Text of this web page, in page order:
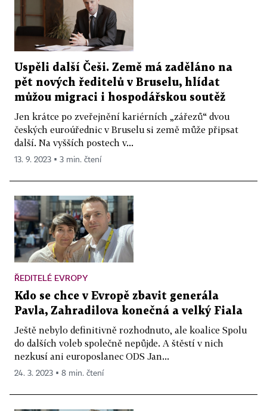
Uspěli další Češi. Země má zaděláno na
pět nových ředitelů v Bruselu, hlídat
můžou migraci i hospodářskou soutěž
Jen krátce po zveřejnění kariérních „zářezů“ dvou
českých euroúřednic v Bruselu si země může připsat
další. Na vyšších postech v...
13. 9. 2023 ▪ 3 min. čtení
ŘEDITELÉ EVROPY
Kdo se chce v Evropě zbavit generála
Pavla, Zahradilova konečná a velký Fiala
Ještě nebylo definitivně rozhodnuto, ale koalice Spolu
do dalších voleb společně nepůjde. A štěstí v nich
nezkusí ani europoslanec ODS Jan...
24. 3. 2023 ▪ 8 min. čtení